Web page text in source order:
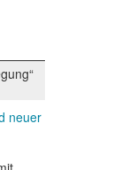
neuer